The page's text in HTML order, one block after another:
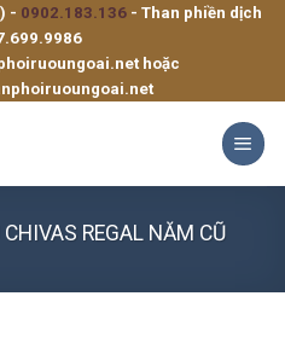
- 0902.183.136 - Than phiền dịch
hoặc
CHIVAS REGAL NĂM CŨ